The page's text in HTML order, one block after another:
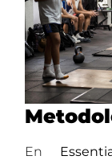
En